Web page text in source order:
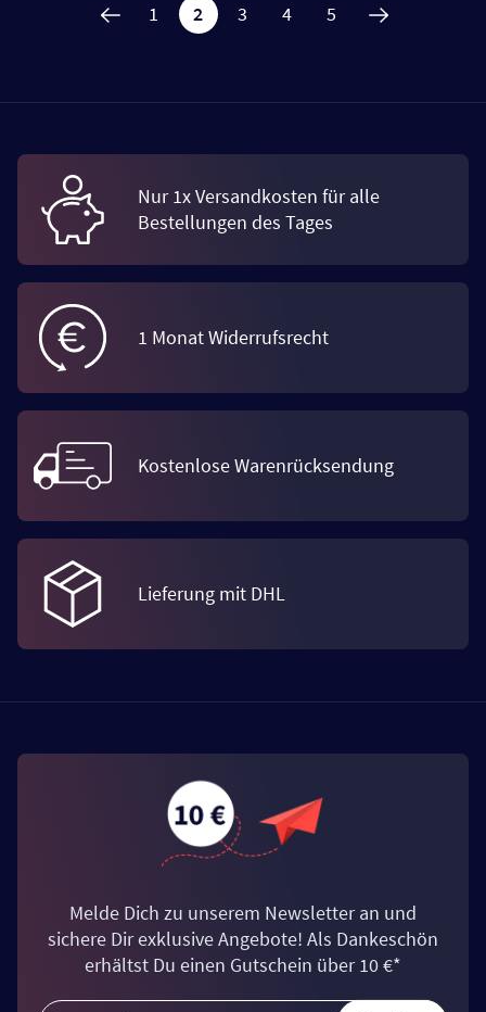
1 2 3 4 5
Nur 1x Versandkosten für alle
Bestellungen des Tages
1 Monat Widerrufsrecht
Kostenlose Warenrücksendung
Lieferung mit DHL
Melde Dich zu unserem Newsletter an und
sichere Dir exklusive Angebote! Als Dankeschön
erhältst Du einen Gutschein über 10 €*